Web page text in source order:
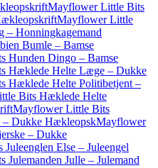
Mayflower Little Bits
Mayflower Little
– Honningkagemand
Bumle – Bamse
Hunden Dingo – Bamse
Hæklede Helte Læge – Dukke
Hæklede Helte Politibetjent –
Bits Hæklede Helte
Mayflower Little Bits
– Dukke HækleopskMayflower
– Dukke
Else – Juleengel
Julle – Julemand